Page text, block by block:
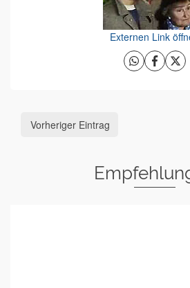
Externen Link
Vorheriger Eintrag